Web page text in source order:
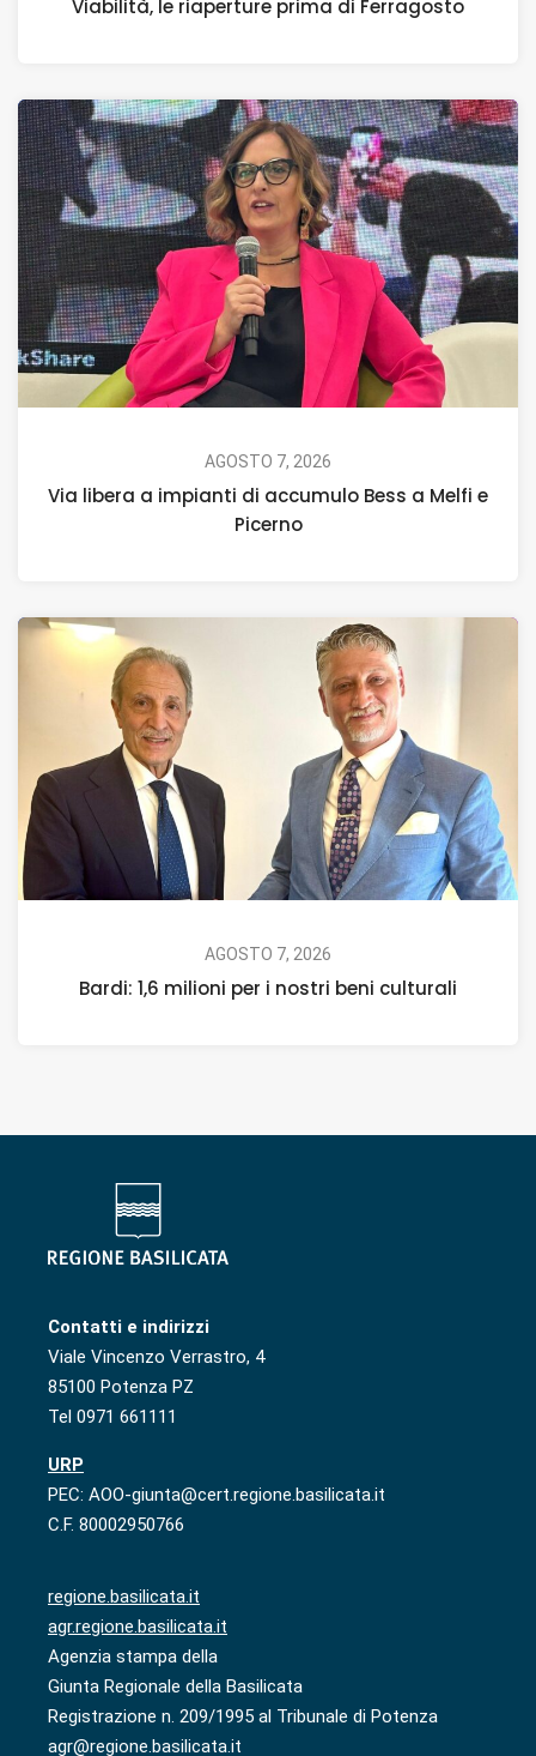
Viabilità, le riaperture prima di Ferragosto
AGOSTO 7, 2026
Via libera a impianti di accumulo Bess a Melfi e
Picerno
AGOSTO 7, 2026
Bardi: 1,6 milioni per i nostri beni culturali
Contatti e indirizzi
Viale Vincenzo Verrastro, 4
85100 Potenza PZ
Tel 0971 661111
URP
PEC: AOO-giunta@cert.regione.basilicata.it
C.F. 80002950766
regione.basilicata.it
agr.regione.basilicata.it
Agenzia stampa della
Giunta Regionale della Basilicata
Registrazione n. 209/1995 al Tribunale di Potenza
agr@regione.basilicata.it